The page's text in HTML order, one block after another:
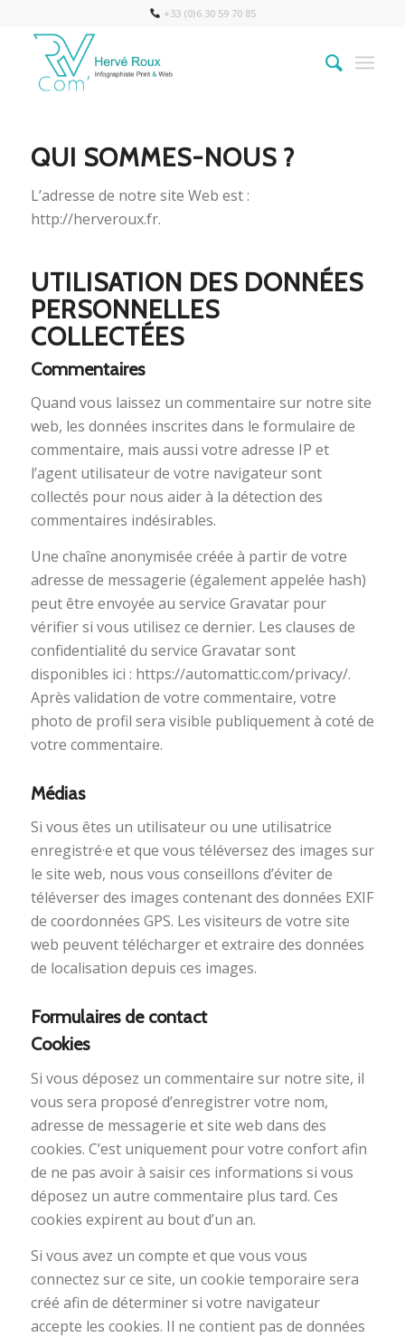
+33 (0)6 30 59 70 85
QUI SOMMES-NOUS ?
L’adresse de notre site Web est :
http://herveroux.fr.
UTILISATION DES DONNÉES
PERSONNELLES
COLLECTÉES
Commentaires
Quand vous laissez un commentaire sur notre site
web, les données inscrites dans le formulaire de
commentaire, mais aussi votre adresse IP et
l’agent utilisateur de votre navigateur sont
collectés pour nous aider à la détection des
commentaires indésirables.
Une chaîne anonymisée créée à partir de votre
adresse de messagerie (également appelée hash)
peut être envoyée au service Gravatar pour
vérifier si vous utilisez ce dernier. Les clauses de
confidentialité du service Gravatar sont
disponibles ici : https://automattic.com/privacy/.
Après validation de votre commentaire, votre
photo de profil sera visible publiquement à coté de
votre commentaire.
Médias
Si vous êtes un utilisateur ou une utilisatrice
enregistré·e et que vous téléversez des images sur
le site web, nous vous conseillons d’éviter de
téléverser des images contenant des données EXIF
de coordonnées GPS. Les visiteurs de votre site
web peuvent télécharger et extraire des données
de localisation depuis ces images.
Formulaires de contact
Cookies
Si vous déposez un commentaire sur notre site, il
vous sera proposé d’enregistrer votre nom,
adresse de messagerie et site web dans des
cookies. C’est uniquement pour votre confort afin
de ne pas avoir à saisir ces informations si vous
déposez un autre commentaire plus tard. Ces
cookies expirent au bout d’un an.
Si vous avez un compte et que vous vous
connectez sur ce site, un cookie temporaire sera
créé afin de déterminer si votre navigateur
accepte les cookies. Il ne contient pas de données